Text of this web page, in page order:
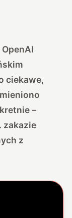
ciekawe,
–
zakazie
z